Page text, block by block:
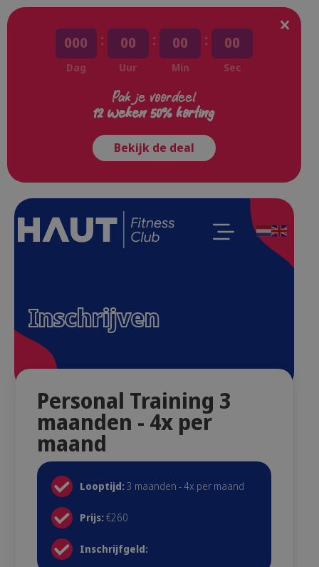
000
Dag
: 00
Uur
: 00
Min
: 00
Sec
Pak je voordeel
12 weken 50% korting
Bekijk de deal
Inschrijven
Personal Training 3
maanden - 4x per
maand
Looptijd: 3 maanden - 4x per maand
Prijs: €260
Inschrijfgeld: